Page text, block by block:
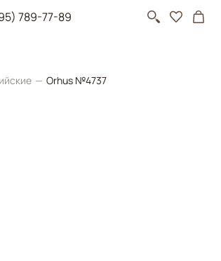
789-77-89
Orhus №4737